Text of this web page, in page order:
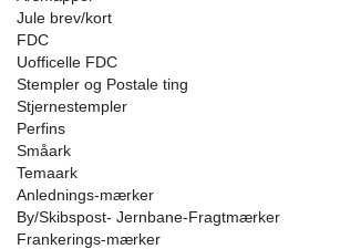
Jule brev/kort
FDC
Uofficelle FDC
Stempler og Postale ting
Stjernestempler
Perfins
Småark
Temaark
Anlednings-mærker
By/Skibspost- Jernbane-Fragtmærker
Frankerings-mærker